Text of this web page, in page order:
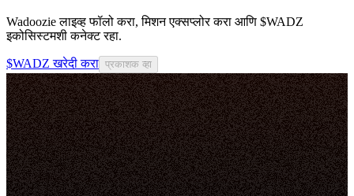
Wadoozie लाइव्ह फॉलो करा, मिशन एक्सप्लोर करा आणि $WADZ
इकोसिस्टमशी कनेक्ट रहा.
$WADZ खरेदी करा प्रकाशक व्हा